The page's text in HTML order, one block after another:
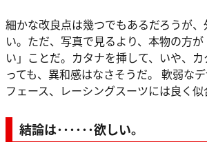
細かな改良点は幾つでもあるだろうが
い。ただ、写真で見るより、本物の方
い」ことだ。カタナを挿して、いや、
っても、異和感はなさそうだ。 軟弱な
フェース、レーシングスーツには良く似
結論は･･････欲しい。